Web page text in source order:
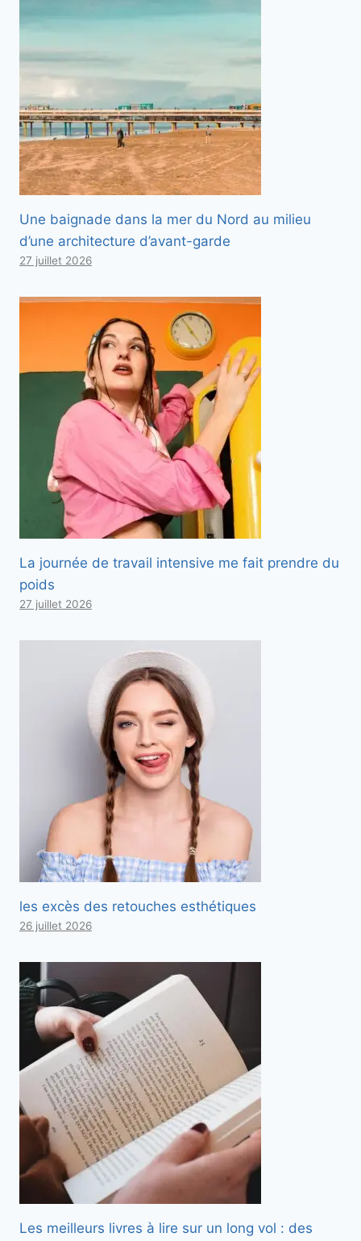
Une baignade dans la mer du Nord au milieu
d’une architecture d’avant-garde
27 juillet 2026
La journée de travail intensive me fait prendre du
poids
27 juillet 2026
les excès des retouches esthétiques
26 juillet 2026
Les meilleurs livres à lire sur un long vol : des